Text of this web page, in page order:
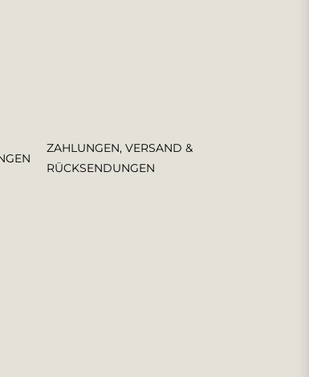
ZAHLUNGEN, VERSAND &
RÜCKSENDUNGEN